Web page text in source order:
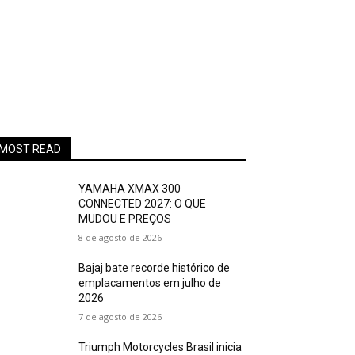
MOST READ
YAMAHA XMAX 300
CONNECTED 2027: O QUE
MUDOU E PREÇOS
8 de agosto de 2026
Bajaj bate recorde histórico de
emplacamentos em julho de
2026
7 de agosto de 2026
Triumph Motorcycles Brasil inicia